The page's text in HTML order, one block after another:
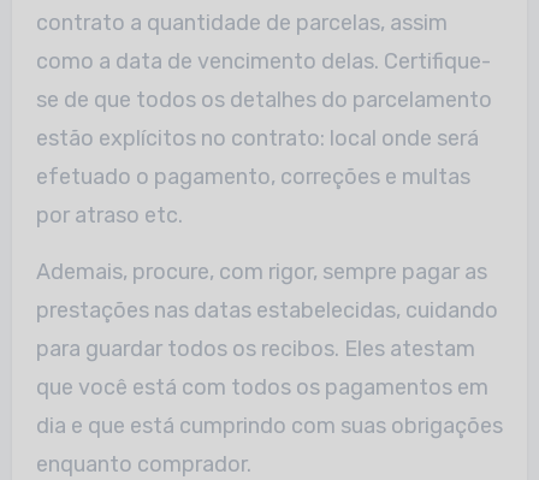
contrato a quantidade de parcelas, assim
como a data de vencimento delas. Certifique-
se de que todos os detalhes do parcelamento
estão explícitos no contrato: local onde será
efetuado o pagamento, correções e multas
por atraso etc.
Ademais, procure, com rigor, sempre pagar as
prestações nas datas estabelecidas, cuidando
para guardar todos os recibos. Eles atestam
que você está com todos os pagamentos em
dia e que está cumprindo com suas obrigações
enquanto comprador.